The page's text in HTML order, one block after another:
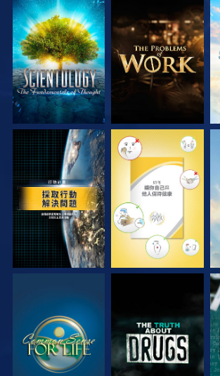
探索系列節目 探索系列節目
觀看 觀看
觀看 觀看